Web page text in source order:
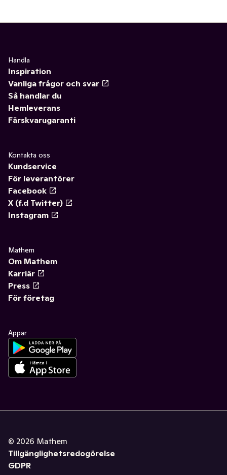
Handla
Inspiration
Vanliga frågor och svar
Så handlar du
Hemleverans
Färskvarugaranti
Kontakta oss
Kundservice
För leverantörer
Facebook
X (f.d Twitter)
Instagram
Mathem
Om Mathem
Karriär
Press
För företag
Appar
© 2026 Mathem
Tillgänglighetsredogörelse
GDPR